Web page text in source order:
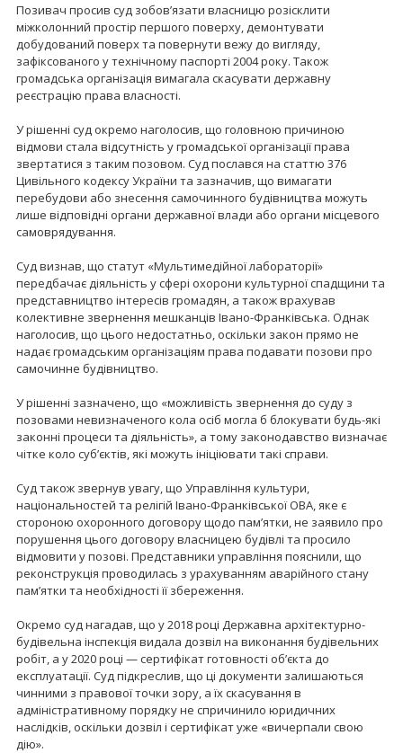
Позивач просив суд зобов’язати власницю розісклити
міжколонний простір першого поверху, демонтувати
добудований поверх та повернути вежу до вигляду,
зафіксованого у технічному паспорті 2004 року. Також
громадська організація вимагала скасувати державну
реєстрацію права власності.
У рішенні суд окремо наголосив, що головною причиною
відмови стала відсутність у громадської організації права
звертатися з таким позовом. Суд послався на статтю 376
Цивільного кодексу України та зазначив, що вимагати
перебудови або знесення самочинного будівництва можуть
лише відповідні органи державної влади або органи місцевого
самоврядування.
Суд визнав, що статут «Мультимедійної лабораторії»
передбачає діяльність у сфері охорони культурної спадщини та
представництво інтересів громадян, а також врахував
колективне звернення мешканців Івано-Франківська. Однак
наголосив, що цього недостатньо, оскільки закон прямо не
надає громадським організаціям права подавати позови про
самочинне будівництво.
У рішенні зазначено, що «можливість звернення до суду з
позовами невизначеного кола осіб могла б блокувати будь-які
законні процеси та діяльність», а тому законодавство визначає
чітке коло суб’єктів, які можуть ініціювати такі справи.
Суд також звернув увагу, що Управління культури,
національностей та релігій Івано-Франківської ОВА, яке є
стороною охоронного договору щодо пам’ятки, не заявило про
порушення цього договору власницею будівлі та просило
відмовити у позові. Представники управління пояснили, що
реконструкція проводилась з урахуванням аварійного стану
пам’ятки та необхідності її збереження.
Окремо суд нагадав, що у 2018 році Державна архітектурно-
будівельна інспекція видала дозвіл на виконання будівельних
робіт, а у 2020 році — сертифікат готовності об’єкта до
експлуатації. Суд підкреслив, що ці документи залишаються
чинними з правової точки зору, а їх скасування в
адміністративному порядку не спричинило юридичних
наслідків, оскільки дозвіл і сертифікат уже «вичерпали свою
дію».